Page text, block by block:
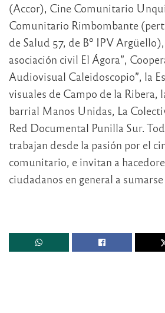
(Accor), Cine Comunitario
Comunitario Rimbombante
de Salud 57, de Bº IPV
asociación civil El Ágora”,
Audiovisual Caleidoscopio”, la
visuales de Campo de la Ribera,
barrial Manos Unidas, La
Red Documental Punilla Sur.
trabajan desde la pasión por el
comunitario, e invitan a
ciudadanos en general a